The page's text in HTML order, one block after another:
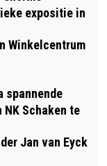
expositie in
Winkelcentrum
spannende
NK Schaken te
Jan van Eyck